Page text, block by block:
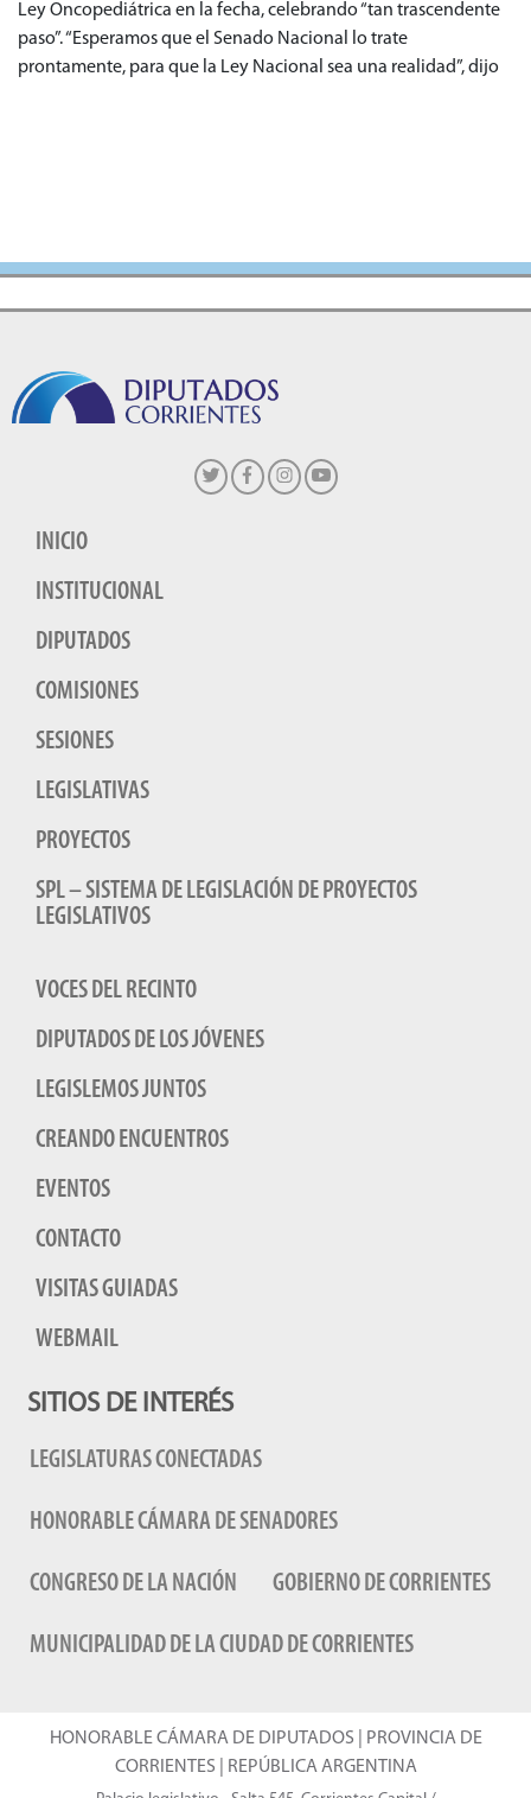
Ley Oncopediátrica en la fecha, celebrando “tan trascendente
paso”. “Esperamos que el Senado Nacional lo trate
prontamente, para que la Ley Nacional sea una realidad”, dijo
INICIO
INSTITUCIONAL
DIPUTADOS
COMISIONES
SESIONES
LEGISLATIVAS
PROYECTOS
SPL – SISTEMA DE LEGISLACIÓN DE PROYECTOS
LEGISLATIVOS
VOCES DEL RECINTO
DIPUTADOS DE LOS JÓVENES
LEGISLEMOS JUNTOS
CREANDO ENCUENTROS
EVENTOS
CONTACTO
VISITAS GUIADAS
WEBMAIL
SITIOS DE INTERÉS
LEGISLATURAS CONECTADAS
HONORABLE CÁMARA DE SENADORES
CONGRESO DE LA NACIÓN GOBIERNO DE CORRIENTES
MUNICIPALIDAD DE LA CIUDAD DE CORRIENTES
HONORABLE CÁMARA DE DIPUTADOS | PROVINCIA DE
CORRIENTES | REPÚBLICA ARGENTINA